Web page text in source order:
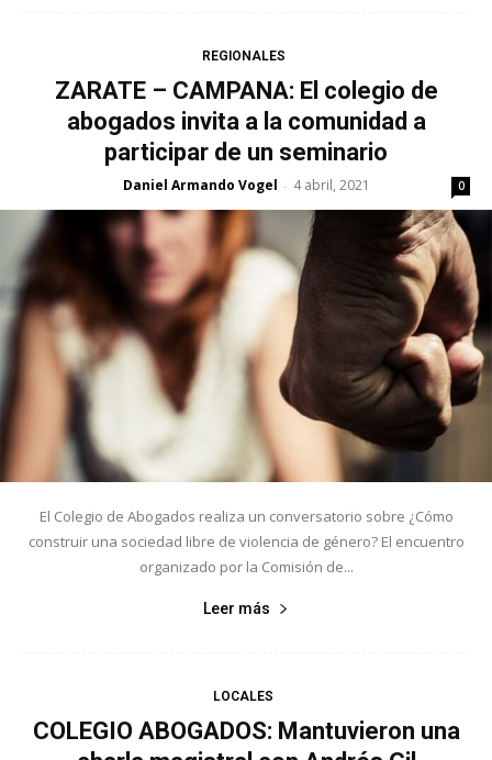
REGIONALES
ZARATE – CAMPANA: El colegio de
abogados invita a la comunidad a
participar de un seminario
Daniel Armando Vogel - 4 abril, 2021 0
El Colegio de Abogados realiza un conversatorio sobre ¿Cómo
construir una sociedad libre de violencia de género? El encuentro
organizado por la Comisión de...
Leer más
LOCALES
COLEGIO ABOGADOS: Mantuvieron una